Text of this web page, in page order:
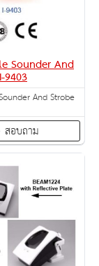
Sounder And
9403
And Strobe
สอบถาม